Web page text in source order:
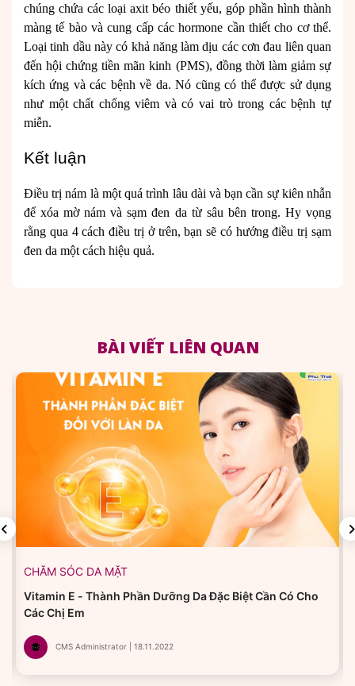
chúng chứa các loại axit béo thiết yếu, góp phần hình thành
màng tế bào và cung cấp các hormone cần thiết cho cơ thể.
Loại tinh dầu này có khả năng làm dịu các cơn đau liên quan
đến hội chứng tiền mãn kinh (PMS), đồng thời làm giảm sự
kích ứng và các bệnh về da. Nó cũng có thể được sử dụng
như một chất chống viêm và có vai trò trong các bệnh tự
miễn.
Kết luận
Điều trị nám là một quá trình lâu dài và bạn cần sự kiên nhẫn
để xóa mờ nám và sạm đen da từ sâu bên trong. Hy vọng
rằng qua 4 cách điều trị ở trên, bạn sẽ có hướng điều trị sạm
đen da một cách hiệu quả.
BÀI VIẾT LIÊN QUAN
CHĂM SÓC DA MẶT
Vitamin E - Thành Phần Dưỡng Da Đặc Biệt Cần Có Cho
Các Chị Em
CMS Administrator | 18.11.2022